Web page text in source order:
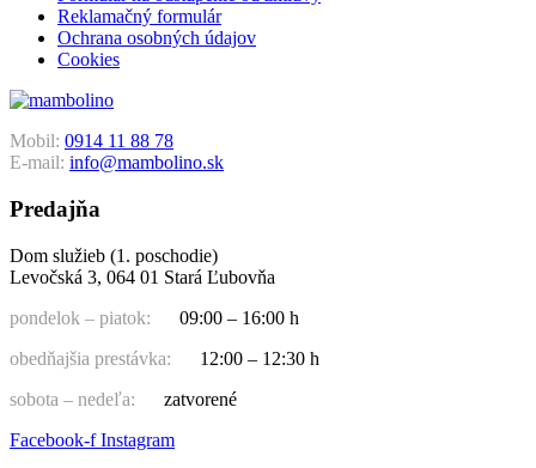
Reklamačný formulár
Ochrana osobných údajov
Cookies
Mobil: 0914 11 88 78
E-mail: info@mambolino.sk
Predajňa
Dom služieb (1. poschodie)
Levočská 3, 064 01 Stará Ľubovňa
pondelok – piatok:
09:00 – 16:00 h
obedňajšia prestávka:
12:00 – 12:30 h
sobota – nedeľa:
zatvorené
Facebook-f Instagram